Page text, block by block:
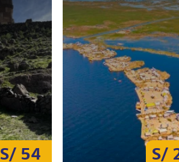
S/ 54 S/